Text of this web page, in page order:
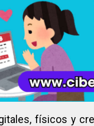
físicos y